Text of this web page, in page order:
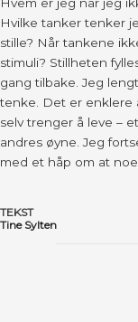
Hvem er jeg når jeg
Hvilke tanker tenker
stille? Når tankene
stimuli? Stillheten
gang tilbake. Jeg
tenke. Det er enklere
selv trenger å leve –
andres øyne. Jeg
med et håp om at
TEKST
Tine Sylten